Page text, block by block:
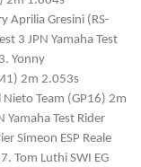
Aprilia Gresini (RS-
3 JPN Yamaha Test
Yonny
2m 2.053s
Team (GP16) 2m
Test Rider
Simeon ESP Reale
Tom Luthi SWI EG